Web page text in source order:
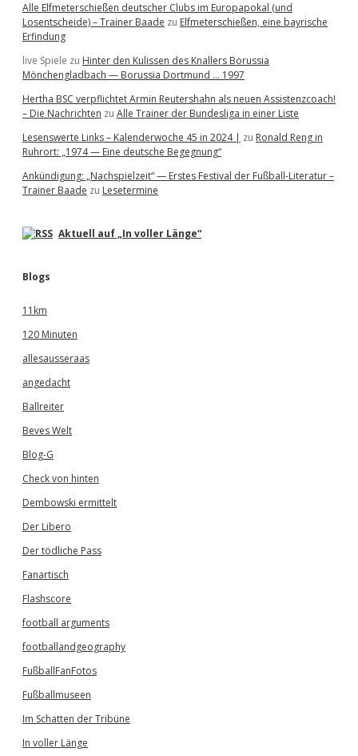
Alle Elfmeterschießen deutscher Clubs im Europapokal (und
Losentscheide) – Trainer Baade zu Elfmeterschießen, eine bayrische
Erfindung
live Spiele zu Hinter den Kulissen des Knallers Borussia
Mönchengladbach — Borussia Dortmund … 1997
Hertha BSC verpflichtet Armin Reutershahn als neuen Assistenzcoach!
– Die Nachrichten zu Alle Trainer der Bundesliga in einer Liste
Lesenswerte Links – Kalenderwoche 45 in 2024 | zu Ronald Reng in
Ruhrort: „1974 — Eine deutsche Begegnung“
Ankündigung: „Nachspielzeit“ — Erstes Festival der Fußball-Literatur –
Trainer Baade zu Lesetermine
Aktuell auf „In voller Länge“
Blogs
11km
120 Minuten
allesausseraas
angedacht
Ballreiter
Beves Welt
Blog-G
Check von hinten
Dembowski ermittelt
Der Libero
Der tödliche Pass
Fanartisch
Flashscore
football arguments
footballandgeography
FußballFanFotos
Fußballmuseen
Im Schatten der Tribüne
In voller Länge